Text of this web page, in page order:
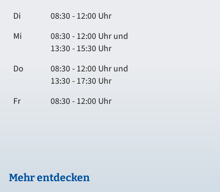
Di
08:30 - 12:00 Uhr
Mi
08:30 - 12:00 Uhr und
13:30 - 15:30 Uhr
Do
08:30 - 12:00 Uhr und
13:30 - 17:30 Uhr
Fr
08:30 - 12:00 Uhr
Mehr entdecken